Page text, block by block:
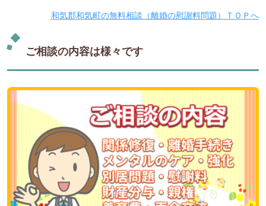
和気郡和気町の無料相談（離婚の慰謝料問題）ＴＯＰへ
ご相談の内容は様々です